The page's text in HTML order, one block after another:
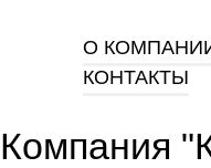
О
КОНТАКТЫ
Компания